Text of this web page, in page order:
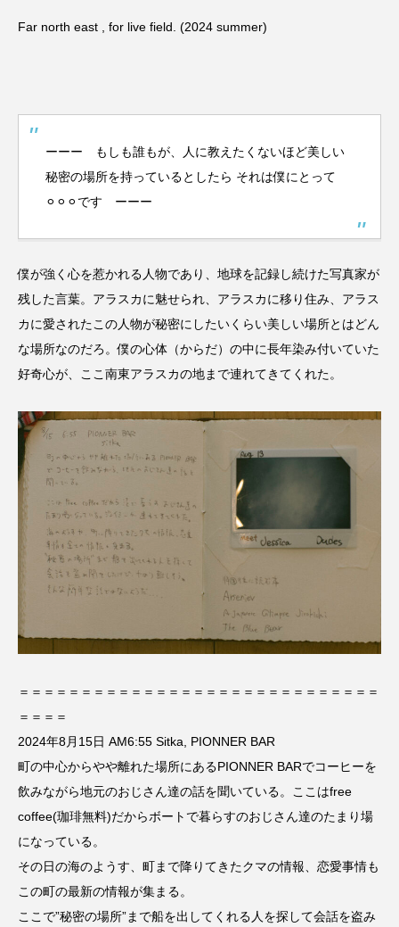
Far north east , for live field. (2024 summer)
ーーー もしも誰もが、人に教えたくないほど美しい
秘密の場所を持っているとしたら それは僕にとって
⚪︎⚪︎⚪︎です ーーー
僕が強く心を惹かれる人物であり、地球を記録し続けた写真家が
残した言葉。アラスカに魅せられ、アラスカに移り住み、アラス
カに愛されたこの人物が秘密にしたいくらい美しい場所とはどん
な場所なのだろ。僕の心体（からだ）の中に長年染み付いていた
好奇心が、ここ南東アラスカの地まで連れてきてくれた。
＝＝＝＝＝＝＝＝＝＝＝＝＝＝＝＝＝＝＝＝＝＝＝＝＝＝＝＝＝
＝＝＝＝
2024年8月15日 AM6:55 Sitka, PIONNER BAR
町の中心からやや離れた場所にあるPIONNER BARでコーヒーを
飲みながら地元のおじさん達の話を聞いている。ここはfree
coffee(珈琲無料)だからボートで暮らすのおじさん達のたまり場
になっている。
その日の海のようす、町まで降りてきたクマの情報、恋愛事情も
この町の最新の情報が集まる。
ここで”秘密の場所”まで船を出してくれる人を探して会話を盗み